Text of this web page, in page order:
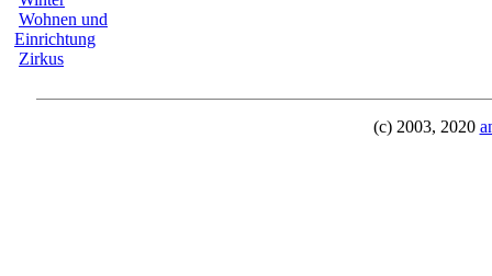
Wohnen und
Einrichtung
Zirkus
(c) 2003, 2020